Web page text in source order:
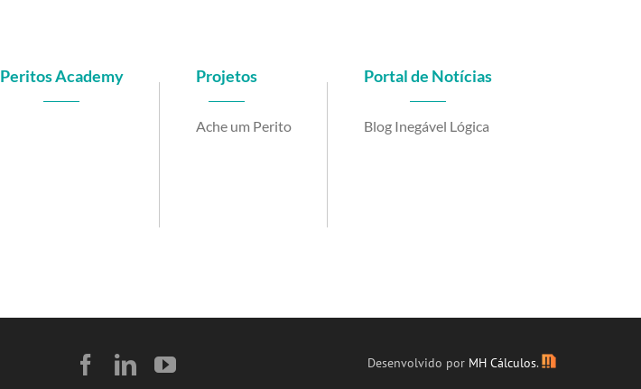
Peritos Academy Projetos
Ache um Perito
Portal de Notícias
Blog Inegável Lógica
Desenvolvido por MH Cálculos.
Facebook
LinkedInYouTube